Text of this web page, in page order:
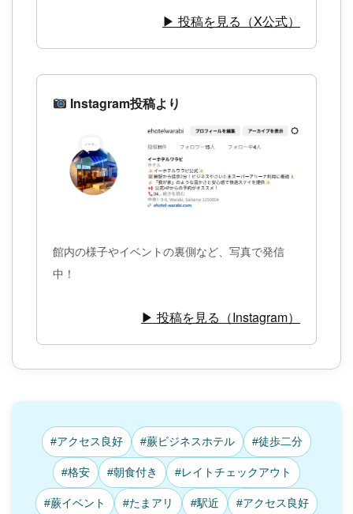
▶ 投稿を見る（X公式）
Instagram投稿より
館内の様子やイベントの裏側など、写真で発信
中！
▶ 投稿を見る（Instagram）
#アクセス良好 #蕨ビジネスホテル #徒歩二分
#格安 #朝食付き #レイトチェックアウト
#蕨イベント #たまアリ #駅近 #アクセス良好